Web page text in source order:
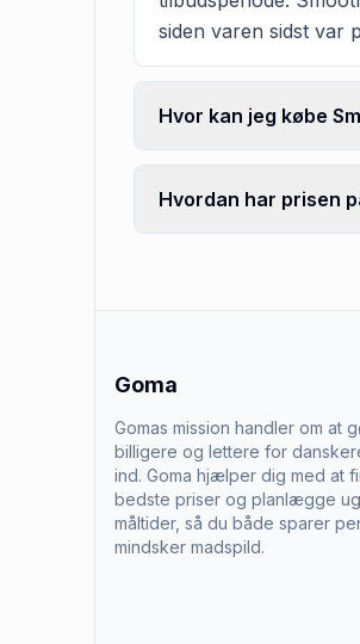
siden varen sidst var
Hvor kan jeg købe
Hvordan har prisen
Goma
Gomas mission handler om at
billigere og lettere for
ind. Goma hjælper dig med at
bedste priser og planlægge
måltider, så du både sparer
mindsker madspild.